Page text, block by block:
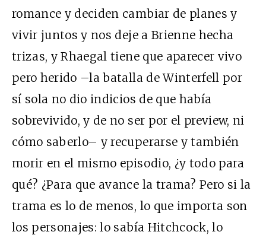
romance y deciden cambiar de planes y
vivir juntos y nos deje a Brienne hecha
trizas, y Rhaegal tiene que aparecer vivo
pero herido –la batalla de Winterfell por
sí sola no dio indicios de que había
sobrevivido, y de no ser por el preview, ni
cómo saberlo– y recuperarse y también
morir en el mismo episodio, ¿y todo para
qué? ¿Para que avance la trama? Pero si la
trama es lo de menos, lo que importa son
los personajes: lo sabía Hitchcock, lo